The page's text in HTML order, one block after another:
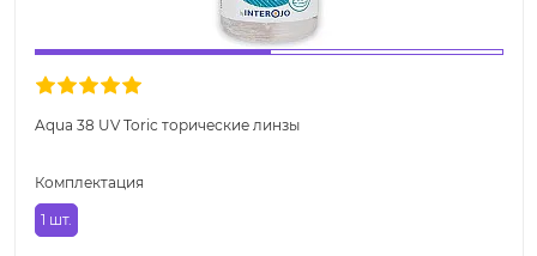
Aqua 38 UV Toric торические линзы
Комплектация
1 шт.